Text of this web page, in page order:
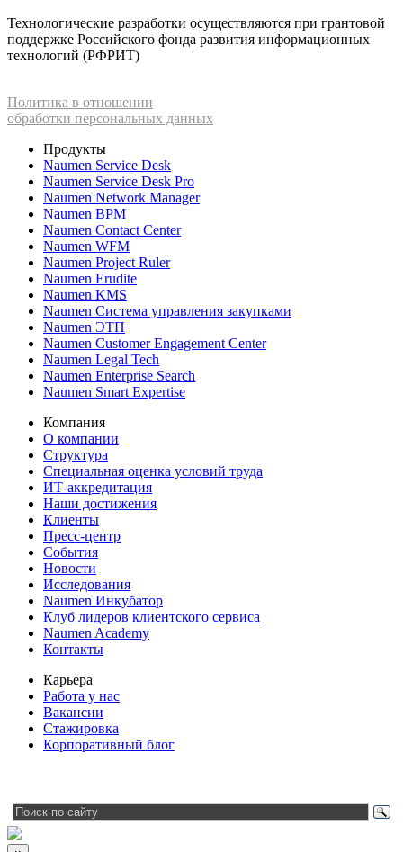
Технологические разработки осуществляются при грантовой
поддержке Российского фонда развития информационных
технологий (РФРИТ)
Политика в отношении
обработки персональных данных
Продукты
Naumen Service Desk
Naumen Service Desk Pro
Naumen Network Manager
Naumen BPM
Naumen Contact Center
Naumen WFM
Naumen Project Ruler
Naumen Erudite
Naumen KMS
Naumen Система управления закупками
Naumen ЭТП
Naumen Customer Engagement Center
Naumen Legal Tech
Naumen Enterprise Search
Naumen Smart Expertise
Компания
О компании
Структура
Специальная оценка условий труда
ИТ-аккредитация
Наши достижения
Клиенты
Пресс-центр
События
Новости
Исследования
Naumen Инкубатор
Клуб лидеров клиентского сервиса
Naumen Academy
Контакты
Карьера
Работа у нас
Вакансии
Стажировка
Корпоративный блог